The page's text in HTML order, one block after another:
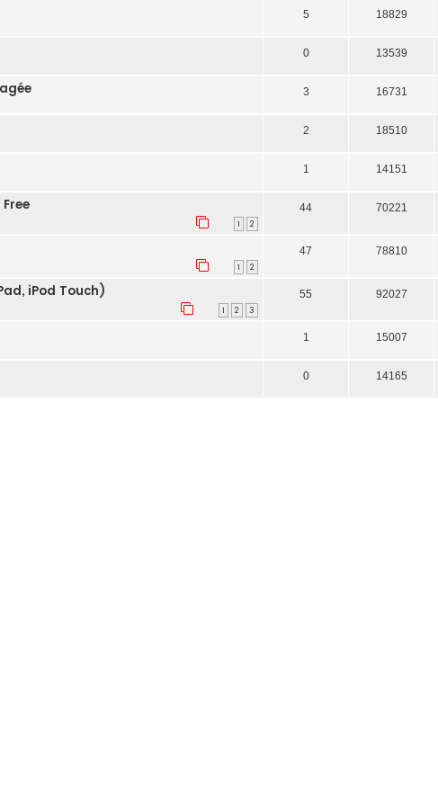
5 18829
0 13539
3 16731
2 18510
1 14151
1 2
44 70221
1 2
47 78810
iPod Touch)
1 2 3
55 92027
1 15007
0 14165